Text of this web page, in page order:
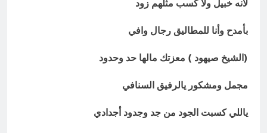
لانه خبيل ولا كسب مثلهم زود
بأمدح وأنا للمطاليق رجال وافي
(الشيخ صيهود ) معزتك مالها حد وحدود
مجمل ومشكور يالرفيق السنافي
ياللي كسبت الجود من جد وجدود أجدادي